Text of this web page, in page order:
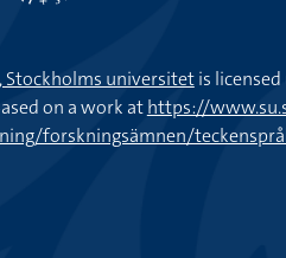
universitetis licensed
on a work athttps://
forskningsämnen/